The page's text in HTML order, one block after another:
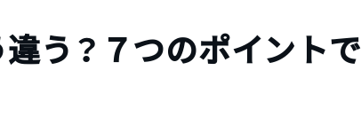
う？７つのポイントで